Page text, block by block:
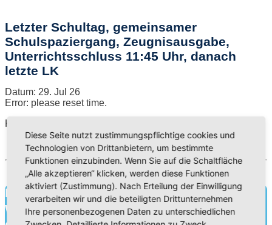
Letzter Schultag, gemeinsamer
Schulspaziergang, Zeugnisausgabe,
Unterrichtsschluss 11:45 Uhr, danach
letzte LK
Datum: 29. Jul 26
Error: please reset time.
Klassen 1-10
Bildung für heute.
Wissen für morgen.
Diese Seite nutzt zustimmungspflichtige cookies und
Technologien von Drittanbietern, um bestimmte
Funktionen einzubinden. Wenn Sie auf die Schaltfläche
„Alle akzeptieren“ klicken, werden diese Funktionen
aktiviert (Zustimmung). Nach Erteilung der Einwilligung
verarbeiten wir und die beteiligten Drittunternehmen
Ihre personenbezogenen Daten zu unterschiedlichen